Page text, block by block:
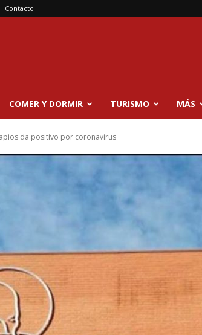
Contacto
COMER Y DORMIR TURISMO MÁS
da positivo por coronavirus